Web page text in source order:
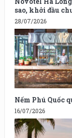
sao, khởi đầu
28/07/2026
Nếm Phú Quốc
16/07/2026